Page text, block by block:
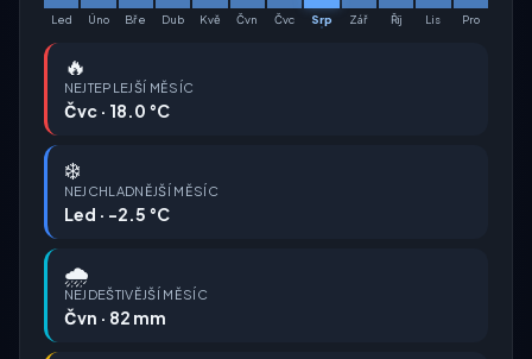
Led Úno Bře Dub Kvě Čvn Čvc Srp Zář Říj Lis Pro
🔥
NEJTEPLEJŠÍ MĚSÍC
Čvc · 18.0 °C
❄️
NEJCHLADNĚJŠÍ MĚSÍC
Led · -2.5 °C
🌧️
NEJDEŠTIVĚJŠÍ MĚSÍC
Čvn · 82 mm